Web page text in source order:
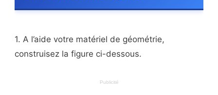
1. A l’aide votre matériel de géométrie,
construisez la figure ci-dessous.
Publicité